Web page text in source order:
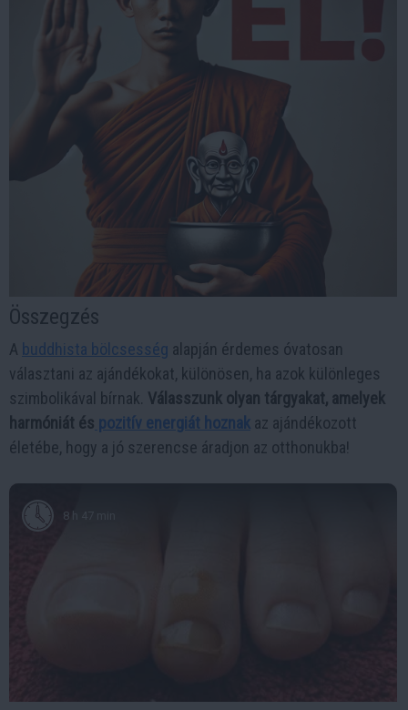
Összegzés
A buddhista bölcsesség alapján érdemes óvatosan
választani az ajándékokat, különösen, ha azok különleges
szimbolikával bírnak. Válasszunk olyan tárgyakat, amelyek
harmóniát és pozitív energiát hoznak az ajándékozott
életébe, hogy a jó szerencse áradjon az otthonukba!
8 h 47 min